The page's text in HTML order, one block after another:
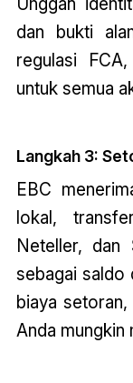
dan bukti
regulasi
untuk semua
Langkah 3:
EBC
lokal,
Neteller, dan
sebagai saldo
biaya
Anda mungkin